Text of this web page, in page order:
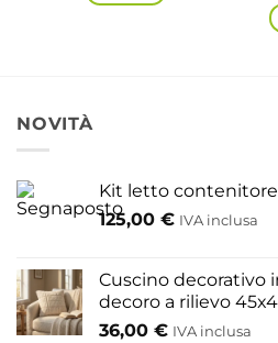
essere
scelte
pagina
NOVITÀ
Kit letto
125,00 € IVA inclusa
Cuscino decorativo
decoro a rilievo
36,00 € IVA inclusa